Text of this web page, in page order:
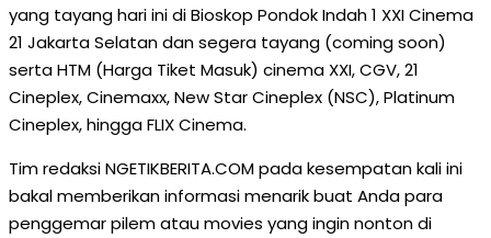
yang tayang hari ini di Bioskop Pondok Indah 1 XXI Cinema
21 Jakarta Selatan dan segera tayang (coming soon)
serta HTM (Harga Tiket Masuk) cinema XXI, CGV, 21
Cineplex, Cinemaxx, New Star Cineplex (NSC), Platinum
Cineplex, hingga FLIX Cinema.
Tim redaksi NGETIKBERITA.COM pada kesempatan kali ini
bakal memberikan informasi menarik buat Anda para
penggemar pilem atau movies yang ingin nonton di